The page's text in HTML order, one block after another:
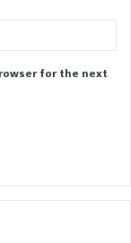
for the next